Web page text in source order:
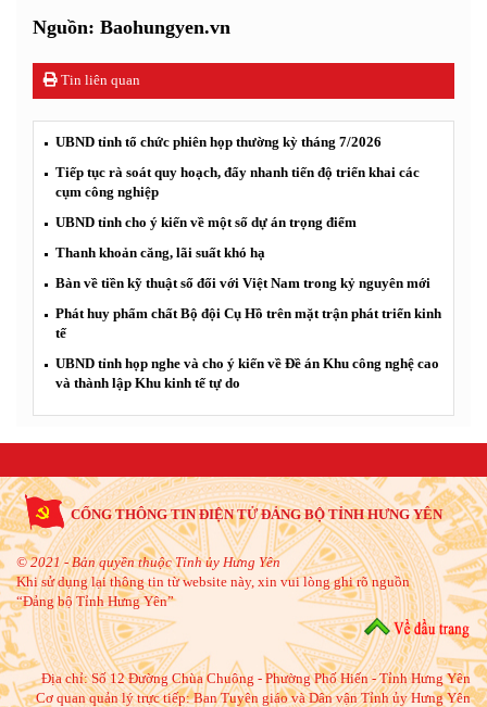
Nguồn: Baohungyen.vn
Tin liên quan
UBND tỉnh tổ chức phiên họp thường kỳ tháng 7/2026
Tiếp tục rà soát quy hoạch, đẩy nhanh tiến độ triển khai các
cụm công nghiệp
UBND tỉnh cho ý kiến về một số dự án trọng điểm
Thanh khoản căng, lãi suất khó hạ
Bàn về tiền kỹ thuật số đối với Việt Nam trong kỷ nguyên mới
Phát huy phẩm chất Bộ đội Cụ Hồ trên mặt trận phát triển kinh
tế
UBND tỉnh họp nghe và cho ý kiến về Đề án Khu công nghệ cao
và thành lập Khu kinh tế tự do
CỔNG THÔNG TIN ĐIỆN TỬ ĐẢNG BỘ TỈNH HƯNG YÊN
© 2021 - Bản quyền thuộc Tỉnh ủy Hưng Yên
Khi sử dụng lại thông tin từ website này, xin vui lòng ghi rõ nguồn
“Đảng bộ Tỉnh Hưng Yên”
Địa chỉ:Số 12 Đường Chùa Chuông - Phường Phố Hiến - Tỉnh Hưng Yên
Cơ quan quản lý trực tiếp: Ban Tuyên giáo và Dân vận Tỉnh ủy Hưng Yên